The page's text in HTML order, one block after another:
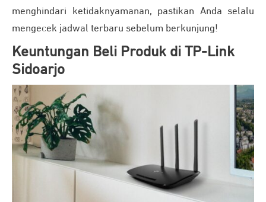
menghindari ketidaknyamanan, pastikan Anda selalu
mengecek jadwal terbaru sebelum berkunjung!
Keuntungan Beli Produk di TP-Link
Sidoarjo